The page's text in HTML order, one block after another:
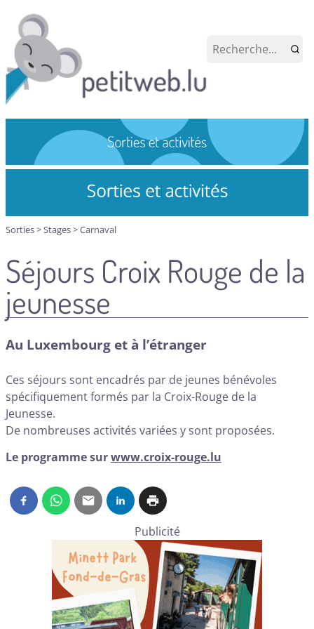
Sorties>Stages>Carnaval
Séjours Croix Rouge de la
jeunesse
Au Luxembourg et à l’étranger
Ces séjours sont encadrés par de jeunes bénévoles
spécifiquement formés par la Croix-Rouge de la
Jeunesse.
De nombreuses activités variées y sont proposées.
Le programme surwww.croix-rouge.lu
Publicité